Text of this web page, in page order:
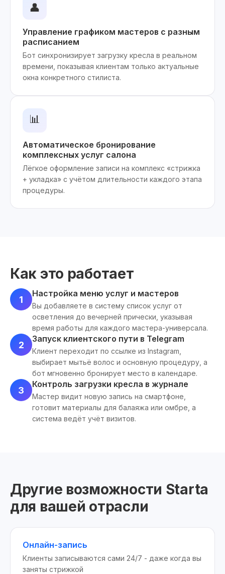
👤
Управление графиком мастеров с разным
расписанием
Бот синхронизирует загрузку кресла в реальном
времени, показывая клиентам только актуальные
окна конкретного стилиста.
📊
Автоматическое бронирование
комплексных услуг салона
Лёгкое оформление записи на комплекс «стрижка
+ укладка» с учётом длительности каждого этапа
процедуры.
Как это работает
1
Настройка меню услуг и мастеров
Вы добавляете в систему список услуг от
осветления до вечерней прически, указывая
время работы для каждого мастера-универсала.
2
Запуск клиентского пути в Telegram
Клиент переходит по ссылке из Instagram,
выбирает мытьё волос и основную процедуру, а
бот мгновенно бронирует место в календаре.
3
Контроль загрузки кресла в журнале
Мастер видит новую запись на смартфоне,
готовит материалы для балаяжа или омбре, а
система ведёт учёт визитов.
Другие возможности Starta
для вашей отрасли
Онлайн-запись
Клиенты записываются сами 24/7 - даже когда вы
заняты стрижкой